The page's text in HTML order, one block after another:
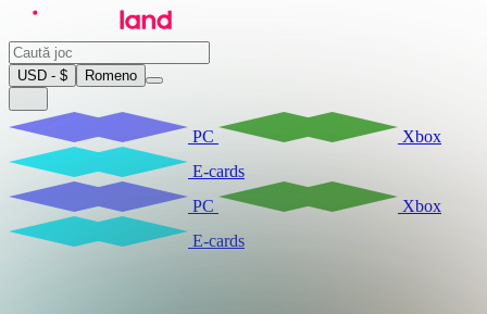
USD - $ Romeno
PC
Xbox
E-cards
PC
Xbox
E-cards